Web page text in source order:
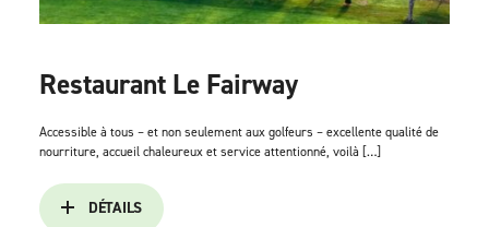
Restaurant Le Fairway
Accessible à tous – et non seulement aux golfeurs – excellente qualité de
nourriture, accueil chaleureux et service attentionné, voilà […]
DÉTAILS